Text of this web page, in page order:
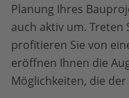
Planung Ihres
auch aktiv um.
profitieren Sie von
eröffnen Ihnen die
Möglichkeiten, die